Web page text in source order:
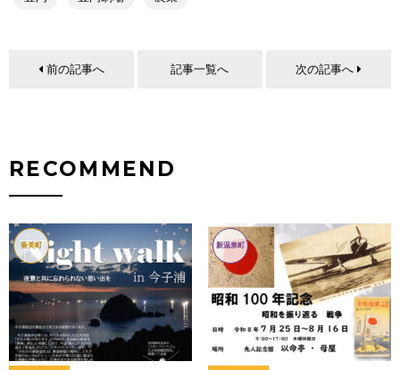
前の記事へ 記事一覧へ 次の記事へ
RECOMMEND
香美町 新温泉町